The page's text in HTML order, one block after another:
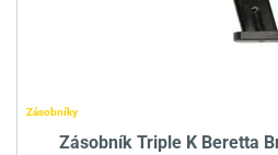
Zásobníky
Zásobník Triple K Beretta